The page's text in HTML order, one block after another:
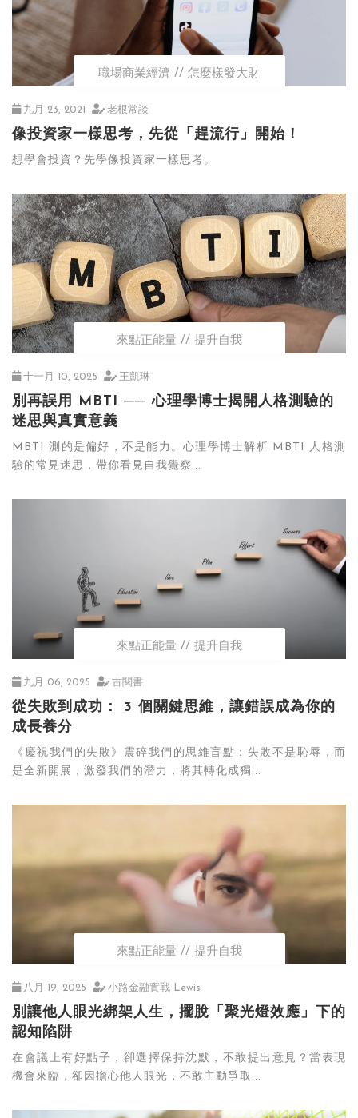
職場商業經濟 怎麼樣發大財
九月 23, 2021 老根常談
像投資家一樣思考，先從「趕流行」開始！
想學會投資？先學像投資家一樣思考。
來點正能量 提升自我
十一月 10, 2025 王凱琳
別再誤用 MBTI ── 心理學博士揭開人格測驗的
迷思與真實意義
MBTI 測的是偏好，不是能力。心理學博士解析 MBTI 人格測
驗的常見迷思，帶你看見自我覺察...
來點正能量 提升自我
九月 06, 2025 古閱書
從失敗到成功： 3 個關鍵思維，讓錯誤成為你的
成長養分
《慶祝我們的失敗》震碎我們的思維盲點：失敗不是恥辱，而
是全新開展，激發我們的潛力，將其轉化成獨...
來點正能量 提升自我
八月 19, 2025 小路金融實戰 Lewis
別讓他人眼光綁架人生，擺脫「聚光燈效應」下的
認知陷阱
在會議上有好點子，卻選擇保持沈默，不敢提出意見？當表現
機會來臨，卻因擔心他人眼光，不敢主動爭取...